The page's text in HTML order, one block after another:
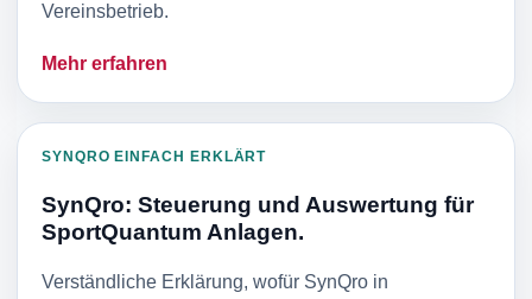
Vereinsbetrieb.
Mehr erfahren
SYNQRO EINFACH ERKLÄRT
SynQro: Steuerung und Auswertung für
SportQuantum Anlagen.
Verständliche Erklärung, wofür SynQro in